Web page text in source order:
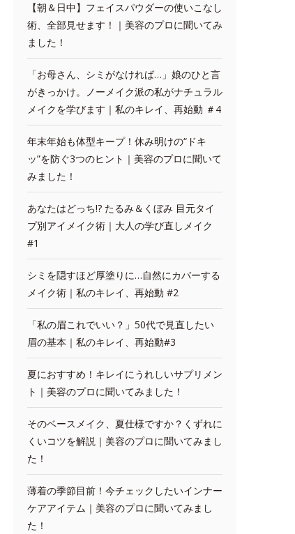
【朝＆日中】フェイスパウダーの使いこなし
術、全部見せます！｜美容のプロに聞いてみ
ました！
「お母さん、シミがなければ…」娘のひと言
がきっかけ。ノーメイク派の私がナチュラル
メイクを学びます｜私のキレイ、再始動 ＃4
年末年始も体型キープ！休み明けの“ドキ
ッ”を防ぐ3つのヒント｜美容のプロに聞いて
みました！
あなたはどっち!? たるみ＆くぼみ 目元タイ
プ別アイメイク術｜大人の学び直しメイク
#1
シミを隠すほど厚塗りに…自然にカバーする
メイク術｜私のキレイ、再始動 #2
「私の眉これでいい？」50代で見直したい
眉の基本｜私のキレイ、再始動#3
夏におすすめ！キレイにうれしいサプリメン
ト｜美容のプロに聞いてみました！
そのベースメイク、夏仕様ですか？くずれに
くいコツを解説｜美容のプロに聞いてみまし
た！
薄着の季節目前！今チェックしたいインナー
ケアアイテム｜美容のプロに聞いてみまし
た！